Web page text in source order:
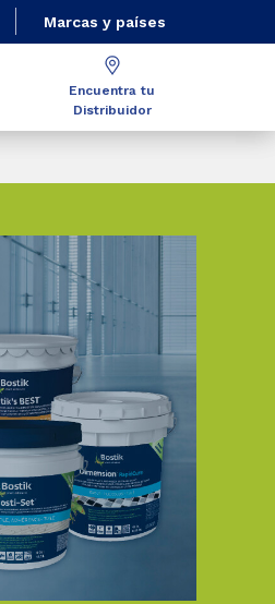
Marcas y países
Encuentra tu
Distribuidor